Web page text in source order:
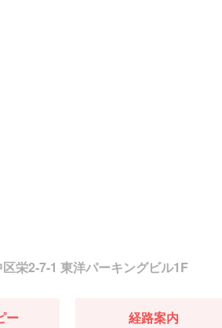
栄2-7-1 東洋パーキングビル1F
ー 経路案内